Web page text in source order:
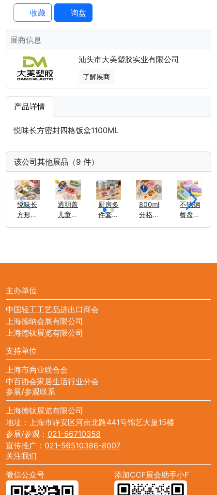
收藏
询盘
展商信息
汕头市大美塑胶实业有限公司
了解展商
产品详情
悦味长方密封四格饭盒1100ML
该公司其他展品（9 件）
悦味长
方形饭
透明盖
儿童餐
厨房多
件套保
800ml
分格便
不锈钢
餐盘三
主办单位
中国轻工工艺品进出口商会
上海德纳会展有限公司
上海德钛展览有限公司
支持单位
上海市商业联合会
中百协会家居生活行业分会
参展/参观联系
上海德钛展览有限公司
地址：上海市静安区河南北路441号锦艺大厦15楼
参展/参观： 021-56710358
宣传推广： 021-56510386-8007
关注我们
微信公众号
添加CCF展会助手小F